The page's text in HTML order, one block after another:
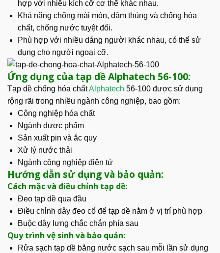
hợp với nhiều kích cỡ cơ thể khác nhau.
Khả năng chống mài mòn, đâm thủng và chống hóa
chất, chống nước tuyệt đối.
Phù hợp với nhiều dáng người khác nhau, có thể sử
dụng cho người ngoại cỡ.
Ứng dụng của tạp dề Alphatech 56-100:
Tạp dề chống hóa chấtAlphatech 56-100 được sử dụng
rộng rãi trong nhiều ngành công nghiệp, bao gồm:
Công nghiệp hóa chất
Ngành dược phẩm
Sản xuất pin và ắc quy
Xử lý nước thải
Ngành công nghiệp điện tử
Hướng dẫn sử dụng và bảo quản:
Cách mặc và điều chỉnh tạp dề:
Đeo tạp dề qua đầu
Điều chỉnh dây đeo cổ để tạp dề nằm ở vị trí phù hợp
Buộc dây lưng chắc chắn phía sau
Quy trình vệ sinh và bảo quản:
Rửa sạch tạp dề bằng nước sạch sau mỗi lần sử dụng